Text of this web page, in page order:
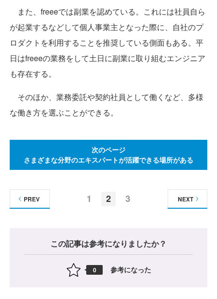
また、freeeでは副業を認めている。これには社員自ら
が起業するなどして個人事業主となった際に、自社のプ
ロダクトを利用することを推奨している側面もある。平
日はfreeeの業務をして土日に副業に取り組むエンジニア
も存在する。
そのほか、業務委託や契約社員として働くなど、多様
な働き方を選ぶことができる。
次のページ
さまざまな分野のエキスパートが活躍できる場所がある
1 2 3
PREV NEXT
この記事は参考になりましたか？
0 参考になった